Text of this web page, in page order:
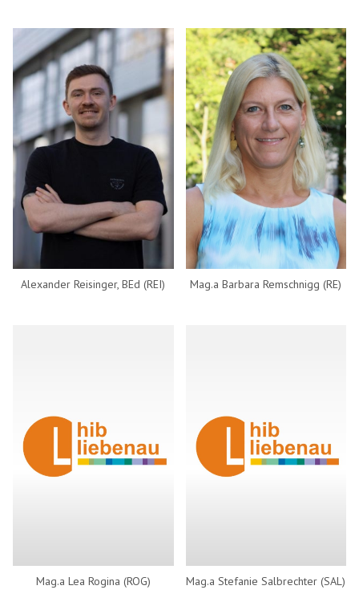
Alexander Reisinger, BEd (REI) Mag.a Barbara Remschnigg (RE)
Mag.a Lea Rogina (ROG) Mag.a Stefanie Salbrechter (SAL)